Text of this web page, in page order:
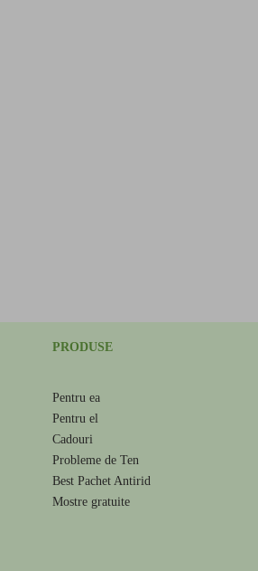
PRODUSE
Pentru ea
Pentru el
Cadouri
Probleme de Ten
Best Pachet Antirid
Mostre gratuite